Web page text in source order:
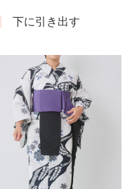
下に引き出す